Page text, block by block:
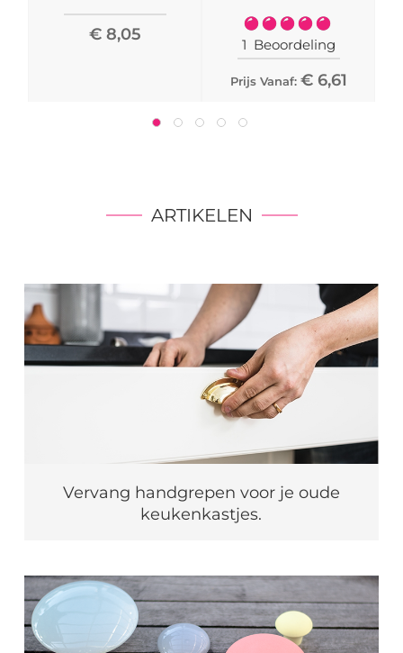
€ 8,05
Waardering:
100%
1 Beoordeling
Prijs Vanaf: € 6,61
ARTIKELEN
Vervang handgrepen voor je oude
keukenkastjes.